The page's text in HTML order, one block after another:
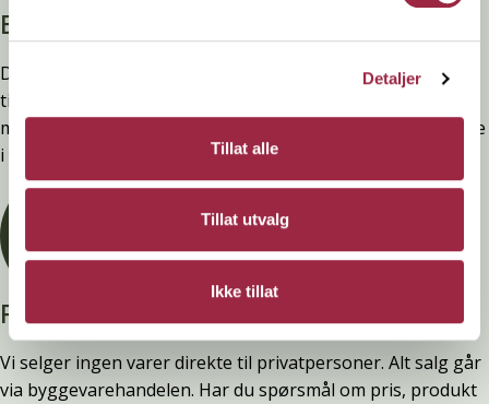
Detaljer
Tillat alle
Tillat utvalg
Ikke tillat
Branntestet
Denne kledninger er testet, dokumentert, godkjent og
tilfredsstiller preakseptert ytelse for brann (D-s2,d0) ved
montering. Ytelsen opprettholdes ved å følge anvisningene
i våre FDV-er.
Privatperson?
Vi selger ingen varer direkte til privatpersoner. Alt salg går
via byggevarehandelen. Har du spørsmål om pris, produkt